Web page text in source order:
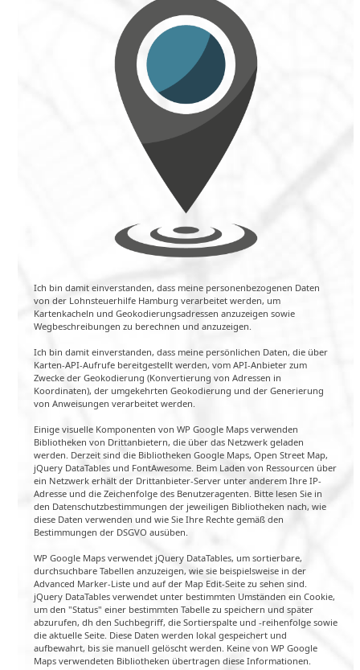
Ich bin damit einverstanden, dass meine personenbezogenen Daten
von der Lohnsteuerhilfe Hamburg verarbeitet werden, um
Kartenkacheln und Geokodierungsadressen anzuzeigen sowie
Wegbeschreibungen zu berechnen und anzuzeigen.
Ich bin damit einverstanden, dass meine persönlichen Daten, die über
Karten-API-Aufrufe bereitgestellt werden, vom API-Anbieter zum
Zwecke der Geokodierung (Konvertierung von Adressen in
Koordinaten), der umgekehrten Geokodierung und der Generierung
von Anweisungen verarbeitet werden.
Einige visuelle Komponenten von WP Google Maps verwenden
Bibliotheken von Drittanbietern, die über das Netzwerk geladen
werden. Derzeit sind die Bibliotheken Google Maps, Open Street Map,
jQuery DataTables und FontAwesome. Beim Laden von Ressourcen über
ein Netzwerk erhält der Drittanbieter-Server unter anderem Ihre IP-
Adresse und die Zeichenfolge des Benutzeragenten. Bitte lesen Sie in
den Datenschutzbestimmungen der jeweiligen Bibliotheken nach, wie
diese Daten verwenden und wie Sie Ihre Rechte gemäß den
Bestimmungen der DSGVO ausüben.
WP Google Maps verwendet jQuery DataTables, um sortierbare,
durchsuchbare Tabellen anzuzeigen, wie sie beispielsweise in der
Advanced Marker-Liste und auf der Map Edit-Seite zu sehen sind.
jQuery DataTables verwendet unter bestimmten Umständen ein Cookie,
um den "Status" einer bestimmten Tabelle zu speichern und später
abzurufen, dh den Suchbegriff, die Sortierspalte und -reihenfolge sowie
die aktuelle Seite. Diese Daten werden lokal gespeichert und
aufbewahrt, bis sie manuell gelöscht werden. Keine von WP Google
Maps verwendeten Bibliotheken übertragen diese Informationen.